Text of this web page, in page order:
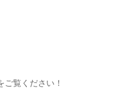
ご覧ください！